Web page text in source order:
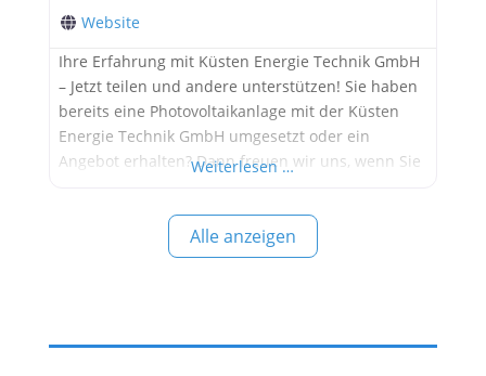
Website
Ihre Erfahrung mit Küsten Energie Technik GmbH
– Jetzt teilen und andere unterstützen! Sie haben
bereits eine Photovoltaikanlage mit der Küsten
Energie Technik GmbH umgesetzt oder ein
Angebot erhalten? Dann freuen wir uns, wenn Sie
die Küsten Energie Technik GmbH? Die Küsten
Energie Technik GmbH mit Sitz in Husum
(Schleswig-Holstein) ist ein
Weiterlesen …
Alle anzeigen